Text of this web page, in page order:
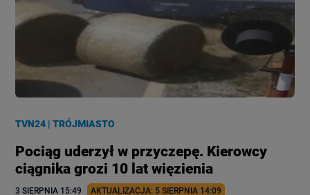
TVN24 |TRÓJMIASTO
Pociąg uderzył w przyczepę. Kierowcy
ciągnika grozi 10 lat więzienia
3 SIERPNIA 15:49 AKTUALIZACJA: 5 SIERPNIA 14:09